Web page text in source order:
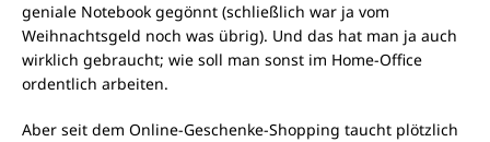
geniale Notebook gegönnt (schließlich war ja vom
Weihnachtsgeld noch was übrig). Und das hat man ja auch
wirklich gebraucht; wie soll man sonst im Home-Office
ordentlich arbeiten.
Aber seit dem Online-Geschenke-Shopping taucht plötzlich